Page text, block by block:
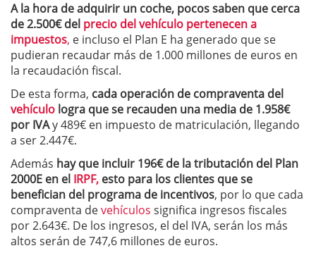
A la hora de adquirir un coche, pocos saben que cerca
de 2.500€ del precio del vehículo pertenecen a
impuestos, e incluso el Plan E ha generado que se
pudieran recaudar más de 1.000 millones de euros en
la recaudación fiscal.
De esta forma, cada operación de compraventa del
vehículo logra que se recauden una media de 1.958€
por IVAy 489€ en impuesto de matriculación, llegando
a ser 2.447€.
Además hay que incluir 196€ de la tributación del Plan
2000E en el IRPF, esto para los clientes que se
benefician del programa de incentivos, por lo que cada
compraventa devehículos significa ingresos fiscales
por 2.643€. De los ingresos, el del IVA, serán los más
altos serán de 747,6 millones de euros.